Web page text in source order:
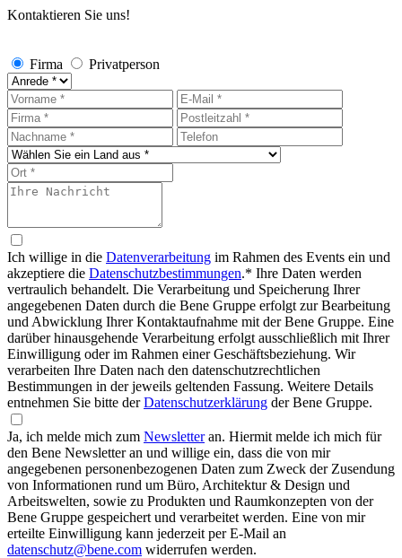
Kontaktieren Sie uns!
Firma Privatperson
Ich willige in die Datenverarbeitung im Rahmen des Events ein und
akzeptiere die Datenschutzbestimmungen.* Ihre Daten werden
vertraulich behandelt. Die Verarbeitung und Speicherung Ihrer
angegebenen Daten durch die Bene Gruppe erfolgt zur Bearbeitung
und Abwicklung Ihrer Kontaktaufnahme mit der Bene Gruppe. Eine
darüber hinausgehende Verarbeitung erfolgt ausschließlich mit Ihrer
Einwilligung oder im Rahmen einer Geschäftsbeziehung. Wir
verarbeiten Ihre Daten nach den datenschutzrechtlichen
Bestimmungen in der jeweils geltenden Fassung. Weitere Details
entnehmen Sie bitte derDatenschutzerklärung der Bene Gruppe.
Ja, ich melde mich zum Newsletteran. Hiermit melde ich mich für
den Bene Newsletter an und willige ein, dass die von mir
angegebenen personenbezogenen Daten zum Zweck der Zusendung
von Informationen rund um Büro, Architektur & Design und
Arbeitswelten, sowie zu Produkten und Raumkonzepten von der
Bene Gruppe gespeichert und verarbeitet werden. Eine von mir
erteilte Einwilligung kann jederzeit per E-Mail an
datenschutz@bene.com widerrufen werden.